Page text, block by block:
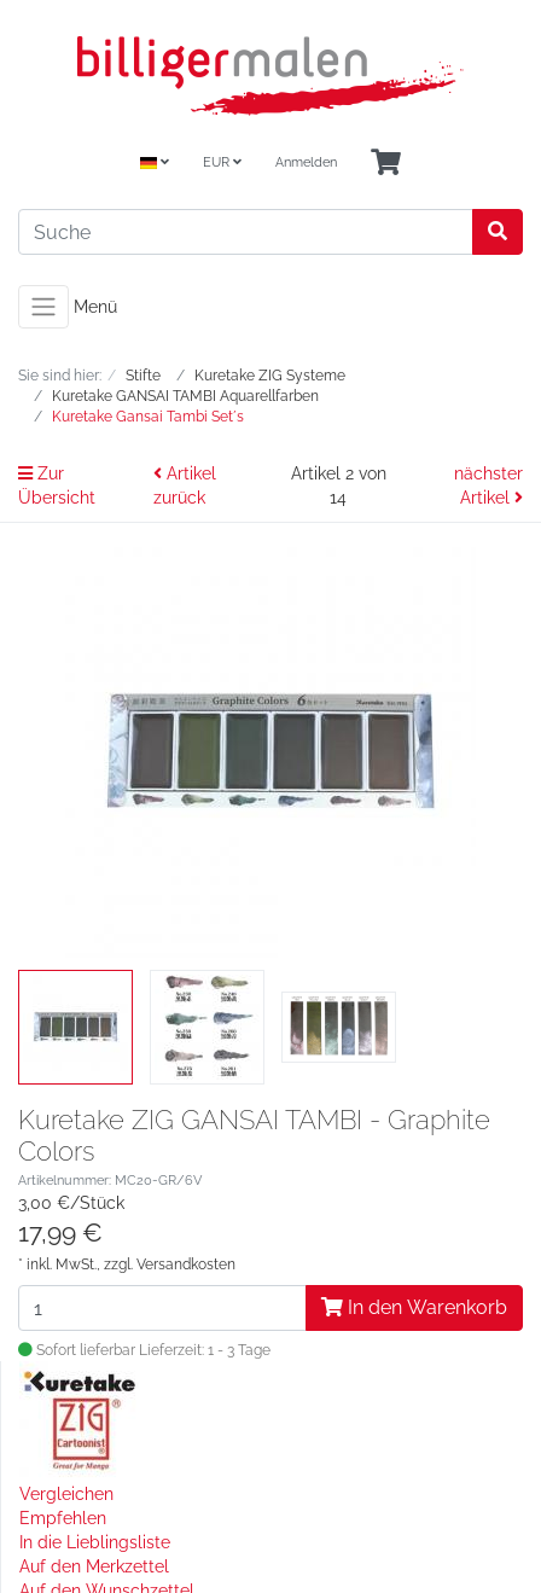
EUR Anmelden
Menü
Sie sind hier: Stifte
Kuretake ZIG Systeme
Kuretake GANSAI TAMBI Aquarellfarben
Kuretake Gansai Tambi Set´s
Zur
Übersicht
Artikel
zurück
Artikel 2 von
14
nächster
Artikel
Kuretake ZIG GANSAI TAMBI - Graphite
Colors
Artikelnummer: MC20-GR/6V
3,00 €/Stück
17,99 €
* inkl. MwSt., zzgl. Versandkosten
In den Warenkorb
Sofort lieferbar Lieferzeit: 1 - 3 Tage
Vergleichen
Empfehlen
In die Lieblingsliste
Auf den Merkzettel